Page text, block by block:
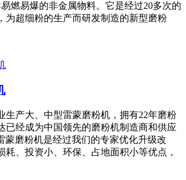
燃易爆的非金属物料。它是经过20多次的
为超细粉的生产而研发制造的新型磨粉
生产大、中型雷蒙磨粉机，拥有22年磨粉
已经成为中国领先的磨粉机制造商和供应
蒙磨粉机是经过我们的专家优化升级改
耗、投资小、环保、占地面积小等优点，